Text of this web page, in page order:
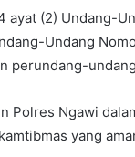
ayat (2) Undang-
Undang
perundang-
Polres Ngawi
yang